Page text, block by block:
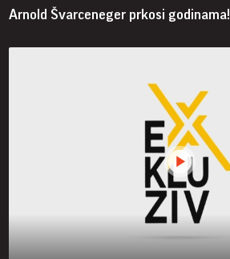
Arnold Švarceneger prkosi godinama!